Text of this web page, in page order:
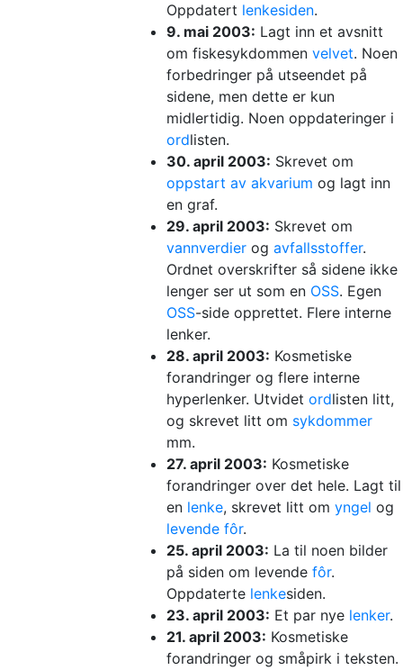
Oppdatert lenkesiden.
9. mai 2003: Lagt inn et avsnitt
om fiskesykdommen velvet. Noen
forbedringer på utseendet på
sidene, men dette er kun
midlertidig. Noen oppdateringer i
ordlisten.
30. april 2003: Skrevet om
oppstart av akvarium og lagt inn
en graf.
29. april 2003: Skrevet om
vannverdier og avfallsstoffer.
Ordnet overskrifter så sidene ikke
lenger ser ut som en OSS. Egen
OSS-side opprettet. Flere interne
lenker.
28. april 2003: Kosmetiske
forandringer og flere interne
hyperlenker. Utvidet ordlisten litt,
og skrevet litt om sykdommer
mm.
27. april 2003: Kosmetiske
forandringer over det hele. Lagt til
en lenke, skrevet litt om yngel og
levende fôr.
25. april 2003: La til noen bilder
på siden om levende fôr.
Oppdaterte lenkesiden.
23. april 2003: Et par nye lenker.
21. april 2003: Kosmetiske
forandringer og småpirk i teksten.